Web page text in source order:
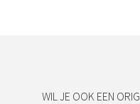
WIL JE OOK EEN